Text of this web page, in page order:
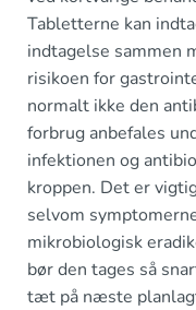
Tabletterne kan
indtagelse sammen
risikoen for
normalt ikke den
forbrug anbefales
infektionen og
kroppen. Det er
selvom
mikrobiologisk
bør den tages så
tæt på næste